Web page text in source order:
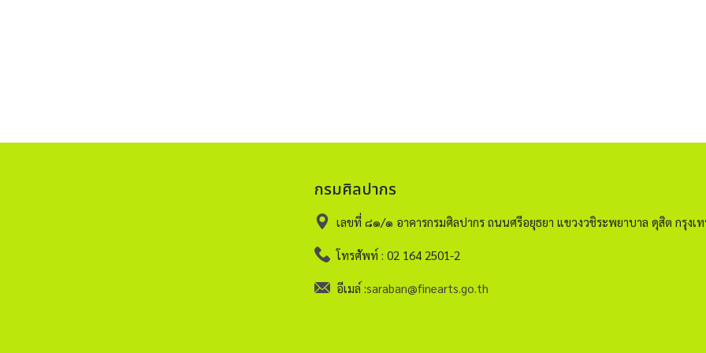
กรมศิลปากร
เลขที่ ๘๑/๑ อาคารกรมศิลปากร ถนนศรีอยุธยา แขวงวชิระพยาบาล ดุสิต กรุง
โทรศัพท์ : 02 164 2501-2
อีเมล์ :saraban@finearts.go.th